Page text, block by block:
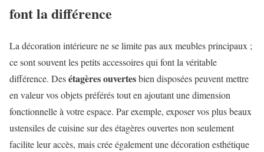
font la différence
La décoration intérieure ne se limite pas aux meubles principaux ;
ce sont souvent les petits accessoires qui font la véritable
différence. Desétagères ouvertesbien disposées peuvent mettre
en valeur vos objets préférés tout en ajoutant une dimension
fonctionnelle à votre espace. Par exemple, exposer vos plus beaux
ustensiles de cuisine sur des étagères ouvertes non seulement
facilite leur accès, mais crée également une décoration esthétique